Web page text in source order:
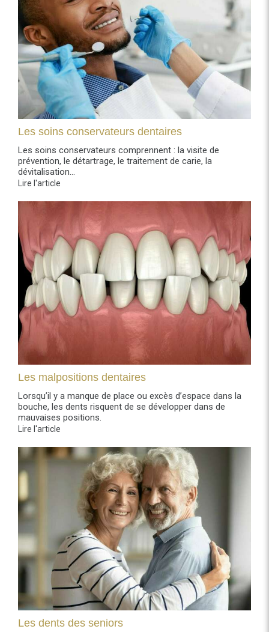
Les soins conservateurs dentaires
Les soins conservateurs comprennent : la visite de
prévention, le détartrage, le traitement de carie, la
dévitalisation...
Lire l'article
Les malpositions dentaires
Lorsqu’il y a manque de place ou excès d’espace dans la
bouche, les dents risquent de se développer dans de
mauvaises positions.
Lire l'article
Les dents des seniors